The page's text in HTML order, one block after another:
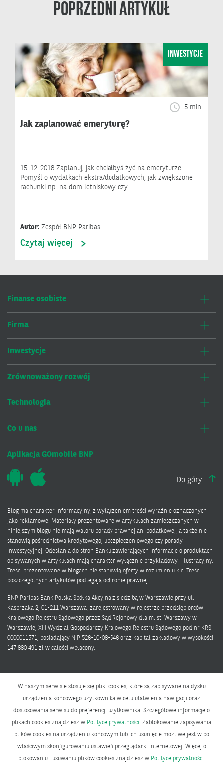
POPRZEDNI ARTYKUŁ
INWESTYCJE
5 min.
Jak zaplanować emeryturę?
15-12-2018 Zaplanuj, jak chciałbyś żyć na emeryturze.
Pomyśl o wydatkach ekstra/dodatkowych, jak zwiększone
rachunki np. na dom letniskowy czy…
Autor: Zespół BNP Paribas
Czytaj więcej
Finanse osobiste
Firma
Inwestycje
Zrównoważony rozwój
Technologia
Co u nas
Aplikacja GOmobile BNP
Do góry
Blog ma charakter informacyjny, z wyłączeniem treści wyraźnie oznaczonych
jako reklamowe. Materiały prezentowane w artykułach zamieszczanych w
niniejszym blogu nie mają waloru porady prawnej ani podatkowej, a także nie
stanowią pośrednictwa kredytowego, ubezpieczeniowego czy porady
inwestycyjnej. Odesłania do stron Banku zawierających informacje o produktach
opisywanych w artykułach mają charakter wyłącznie przykładowy i ilustracyjny.
Treści prezentowane w blogach nie stanowią oferty w rozumieniu k.c. Treści
poszczególnych artykułów podlegają ochronie prawnej.
BNP Paribas Bank Polska Spółka Akcyjna z siedzibą w Warszawie przy ul.
Kasprzaka 2, 01-211 Warszawa, zarejestrowany w rejestrze przedsiębiorców
Krajowego Rejestru Sądowego przez Sąd Rejonowy dla m. st. Warszawy w
Warszawie, XIII Wydział Gospodarczy Krajowego Rejestru Sądowego pod nr KRS
0000011571, posiadający NIP 526-10-08-546 oraz kapitał zakładowy w wysokości
147 880 491 zł w całości wpłacony.
Polityka prywatności
Bank zmieniającego się świata
BNP Paribas Bank Polska Spółka Akcyjna z siedzibą w Warszawie przy ul.
W naszym serwisie stosuje się pliki cookies, które są zapisywane na dysku
urządzenia końcowego użytkownika w celu ułatwienia nawigacji oraz
dostosowania serwisu do preferencji użytkownika. Szczegółowe informacje o
plikach cookies znajdziesz w Polityce prywatności. Zablokowanie zapisywania
plików cookies na urządzeniu końcowym lub ich usunięcie możliwe jest w po
właściwym skonfigurowaniu ustawień przeglądarki internetowej. Więcej o
blokowaniu i usuwaniu plików cookies znajdziesz w Polityce prywatności.